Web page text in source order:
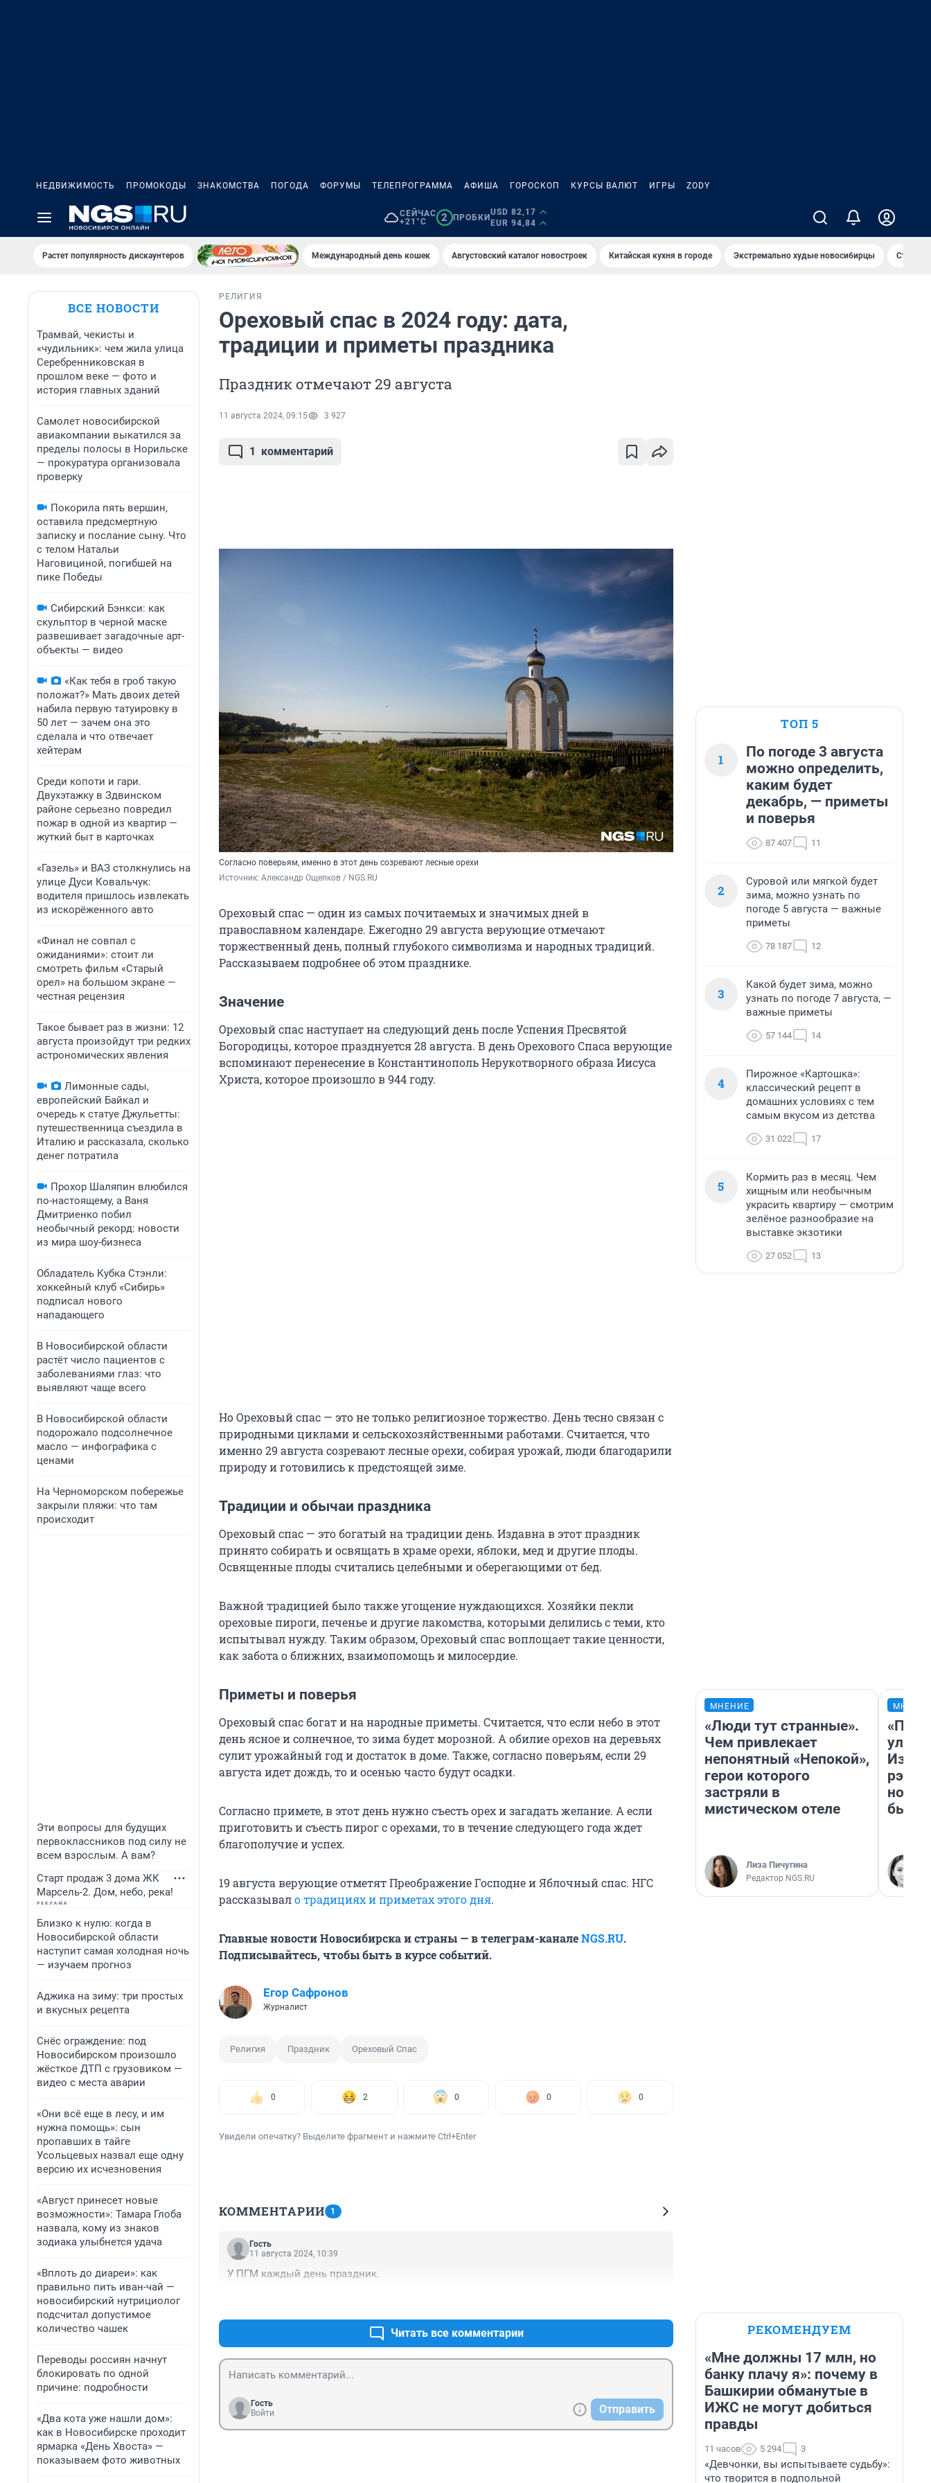
НЕДВИЖИМОСТЬ ПРОМОКОДЫ ЗНАКОМСТВА ПОГОДА ФОРУМЫ ТЕЛЕПРОГРАММА АФИША ГОРОСКОП КУРСЫ ВАЛЮТ ИГРЫ ZODY
СЕЙЧАС
+21°C
2 ПРОБКИ
USD 82,17
EUR 94,84
Растет популярность дискаунтеров Международный день кошек Августовский каталог новостроек Китайская кухня в городе Экстремально худые новосибирцы Старт
ВСЕ НОВОСТИ
Трамвай, чекисты и
«чудильник»: чем жила улица
Серебренниковская в
прошлом веке — фото и
история главных зданий
Самолет новосибирской
авиакомпании выкатился за
пределы полосы в Норильске
— прокуратура организовала
проверку
Покорила пять вершин,
оставила предсмертную
записку и послание сыну. Что
с телом Натальи
Наговициной, погибшей на
пике Победы
Сибирский Бэнкси: как
скульптор в черной маске
развешивает загадочные арт-
объекты — видео
«Как тебя в гроб такую
положат?» Мать двоих детей
набила первую татуировку в
50 лет — зачем она это
сделала и что отвечает
хейтерам
Среди копоти и гари.
Двухэтажку в Здвинском
районе серьезно повредил
пожар в одной из квартир —
жуткий быт в карточках
«Газель» и ВАЗ столкнулись на
улице Дуси Ковальчук:
водителя пришлось извлекать
из искорёженного авто
«Финал не совпал с
ожиданиями»: стоит ли
смотреть фильм «Старый
орел» на большом экране —
честная рецензия
Такое бывает раз в жизни: 12
августа произойдут три редких
астрономических явления
Лимонные сады,
европейский Байкал и
очередь к статуе Джульетты:
путешественница съездила в
Италию и рассказала, сколько
денег потратила
Прохор Шаляпин влюбился
по-настоящему, а Ваня
Дмитриенко побил
необычный рекорд: новости
из мира шоу-бизнеса
Обладатель Кубка Стэнли:
хоккейный клуб «Сибирь»
подписал нового
нападающего
В Новосибирской области
растёт число пациентов с
заболеваниями глаз: что
выявляют чаще всего
В Новосибирской области
подорожало подсолнечное
масло — инфографика с
ценами
На Черноморском побережье
закрыли пляжи: что там
происходит
Эти вопросы для будущих
первоклассников под силу не
всем взрослым. А вам?
Старт продаж 3 дома ЖК
Марсель-2. Дом, небо, река!
Близко к нулю: когда в
Новосибирской области
наступит самая холодная ночь
— изучаем прогноз
Аджика на зиму: три простых
и вкусных рецепта
Снёс ограждение: под
Новосибирском произошло
жёсткое ДТП с грузовиком —
видео с места аварии
«Они всё еще в лесу, и им
нужна помощь»: сын
пропавших в тайге
Усольцевых назвал еще одну
версию их исчезновения
«Август принесет новые
возможности»: Тамара Глоба
назвала, кому из знаков
зодиака улыбнется удача
«Вплоть до диареи»: как
правильно пить иван-чай —
новосибирский нутрициолог
подсчитал допустимое
количество чашек
Переводы россиян начнут
блокировать по одной
причине: подробности
«Два кота уже нашли дом»:
как в Новосибирске проходит
ярмарка «День Хвоста» —
показываем фото животных
РЕЛИГИЯ
Ореховый спас в 2024 году: дата,
традиции и приметы праздника
Праздник отмечают 29 августа
11 августа 2024, 09:15 3 927
1 комментарий
Согласно поверьям, именно в этот день созревают лесные орехи
Источник: Александр Ощепков / NGS.RU
Ореховый спас — один из самых почитаемых и значимых дней в
православном календаре. Ежегодно 29 августа верующие отмечают
торжественный день, полный глубокого символизма и народных традиций.
Рассказываем подробнее об этом празднике.
Значение
Ореховый спас наступает на следующий день после Успения Пресвятой
Богородицы, которое празднуется 28 августа. В день Орехового Спаса верующие
вспоминают перенесение в Константинополь Нерукотворного образа Иисуса
Христа, которое произошло в 944 году.
Но Ореховый спас — это не только религиозное торжество. День тесно связан с
природными циклами и сельскохозяйственными работами. Считается, что
именно 29 августа созревают лесные орехи, собирая урожай, люди благодарили
природу и готовились к предстоящей зиме.
Традиции и обычаи праздника
Ореховый спас — это богатый на традиции день. Издавна в этот праздник
принято собирать и освящать в храме орехи, яблоки, мед и другие плоды.
Освященные плоды считались целебными и оберегающими от бед.
Важной традицией было также угощение нуждающихся. Хозяйки пекли
ореховые пироги, печенье и другие лакомства, которыми делились с теми, кто
испытывал нужду. Таким образом, Ореховый спас воплощает такие ценности,
как забота о ближних, взаимопомощь и милосердие.
Приметы и поверья
Ореховый спас богат и на народные приметы. Считается, что если небо в этот
день ясное и солнечное, то зима будет морозной. А обилие орехов на деревьях
сулит урожайный год и достаток в доме. Также, согласно поверьям, если 29
августа идет дождь, то и осенью часто будут осадки.
Согласно примете, в этот день нужно съесть орех и загадать желание. А если
приготовить и съесть пирог с орехами, то в течение следующего года ждет
благополучие и успех.
19 августа верующие отметят Преображение Господне и Яблочный спас. НГС
рассказывало традициях и приметах этого дня.
Главные новости Новосибирска и страны — в телеграм-каналеNGS.RU.
Подписывайтесь, чтобы быть в курсе событий.
Егор Сафронов
Журналист
Религия Праздник Ореховый Спас
0 2 0 0 0
Увидели опечатку? Выделите фрагмент и нажмите Ctrl+Enter
КОММЕНТАРИИ 1
Гость
11 августа 2024, 10:39
У ПГМ каждый день праздник.
Читать все комментарии
Гость
Войти
Отправить
ТОП 5
1
По погоде 3 августа
можно определить,
каким будет
декабрь, — приметы
и поверья
87 407 11
2
Суровой или мягкой будет
зима, можно узнать по
погоде 5 августа — важные
приметы
78 187 12
3
Какой будет зима, можно
узнать по погоде 7 августа, —
важные приметы
57 144 14
4
Пирожное «Картошка»:
классический рецепт в
домашних условиях с тем
самым вкусом из детства
31 022 17
5
Кормить раз в месяц. Чем
хищным или необычным
украсить квартиру — смотрим
зелёное разнообразие на
выставке экзотики
27 052 13
МНЕНИЕ
«Люди тут странные».
Чем привлекает
непонятный «Непокой»,
герои которого
застряли в
мистическом отеле
Лиза Пичугина
Редактор NGS.RU
было
РЕКОМЕНДУЕМ
«Мне должны 17 млн, но
банку плачу я»: почему в
Башкирии обманутые в
ИЖС не могут добиться
правды
11 часов 5 294 3
«Девчонки, вы испытываете судьбу»:
что творится в подпольной